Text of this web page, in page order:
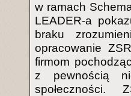
w ramach
LEADER-a
braku
opracowanie
firmom
z pewnością
społeczności.